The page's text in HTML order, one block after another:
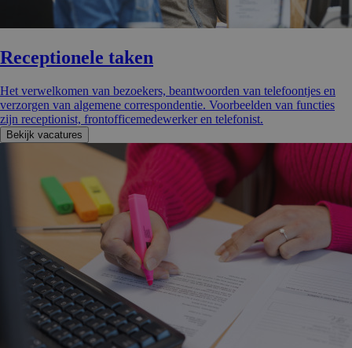
Receptio­nele taken
Het verwelkomen van bezoekers, beantwoorden van telefoontjes en
verzorgen van algemene correspondentie. Voorbeelden van functies
zijn receptionist, frontofficemedewerker en telefonist.
Bekijk vacatures